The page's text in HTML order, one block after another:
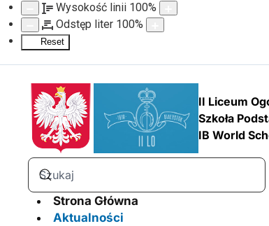
Wysokość linii 100%
Odstęp liter 100%
Reset
II Liceum
Szkoła
IB World
Strona Główna
Aktualności